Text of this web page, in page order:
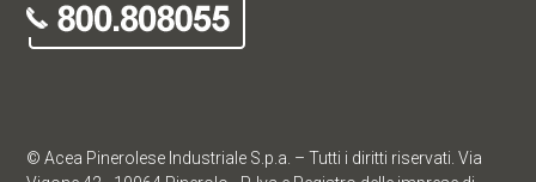
© Acea Pinerolese Industriale S.p.a. – Tutti i diritti riservati. Via